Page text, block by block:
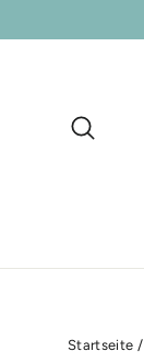
Startseite /